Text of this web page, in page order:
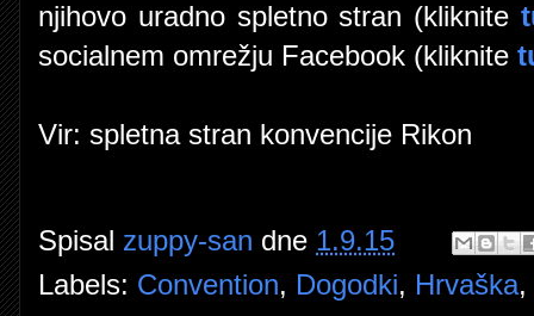
njihovo uradno spletno stran (kliknite
socialnem omrežju Facebook (kliknite
Vir: spletna stran konvencije Rikon
Spisal zuppy-san dne 1.9.15
Labels: Convention, Dogodki, Hrvaška,